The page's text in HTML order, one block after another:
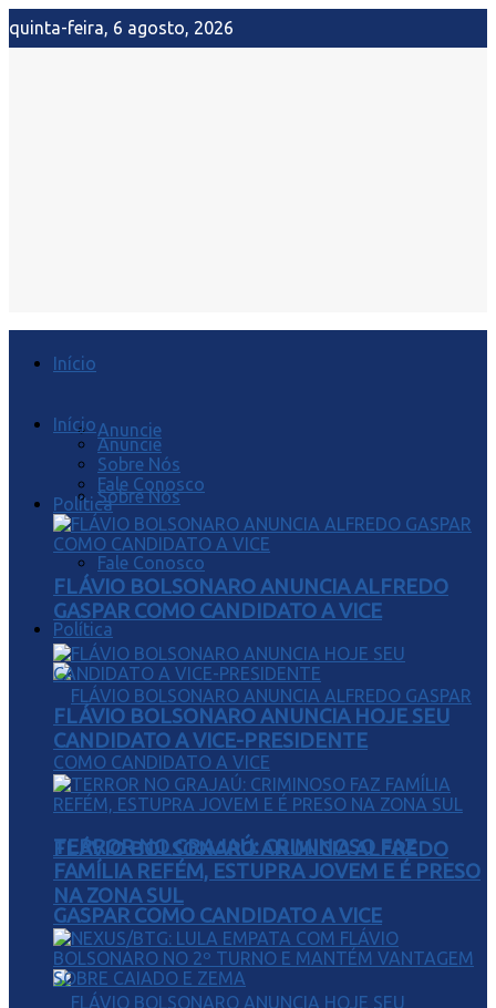
quinta-feira, 6 agosto, 2026
Início
Anuncie
Sobre Nós
Fale Conosco
Política
FLÁVIO BOLSONARO ANUNCIA ALFREDO
GASPAR COMO CANDIDATO A VICE
Início
Anuncie
Sobre Nós
Fale Conosco
Política
FLÁVIO BOLSONARO ANUNCIA ALFREDO
GASPAR COMO CANDIDATO A VICE
FLÁVIO BOLSONARO ANUNCIA HOJE SEU
CANDIDATO A VICE-PRESIDENTE
TERROR NO GRAJAÚ: CRIMINOSO FAZ
FAMÍLIA REFÉM, ESTUPRA JOVEM E É PRESO
NA ZONA SUL